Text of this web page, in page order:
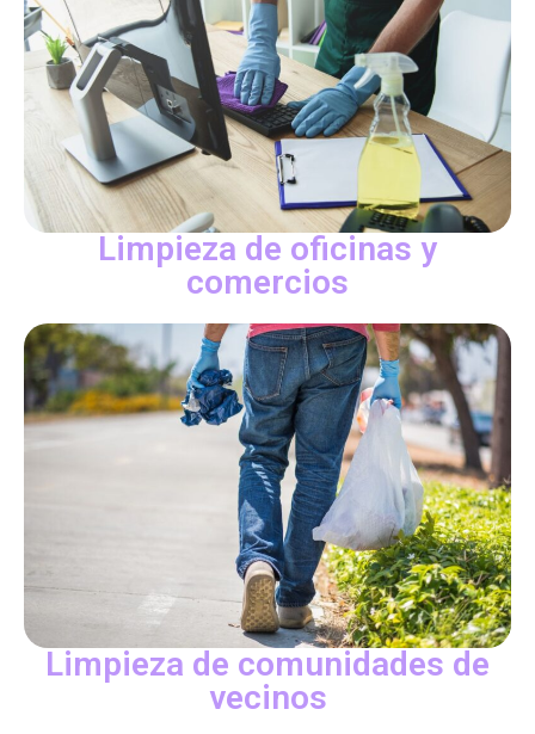
Limpieza de oficinas y
comercios
Limpieza de comunidades de
vecinos